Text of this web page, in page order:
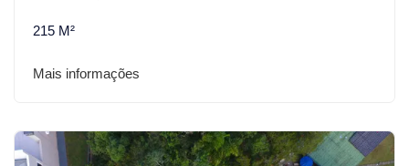
215 M²
Mais informações